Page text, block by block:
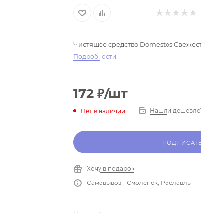
Чистящее средство Domestos
Подробности
172 ₽/шт
Нет в наличии Нашли
Хочу в подарок
Самовывоз - Смоленск, Рославль